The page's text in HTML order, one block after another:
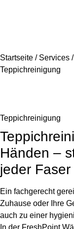
Startseite / Services /
Teppichreinigung
Teppichreinigung
Händen –
jeder Faser
Ein fachgerecht
Zuhause oder Ihre
auch zu einer
In der FreshPoint